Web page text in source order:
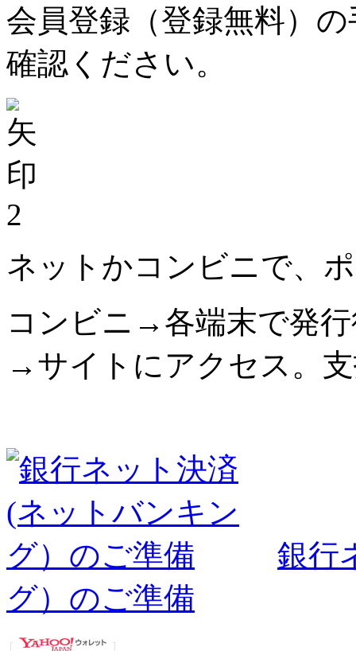
会員登録（登録無料）
確認ください。
2
ネットかコンビニで、
コンビニ→各端末で発
→サイトにアクセス。
銀行
グ）のご準備